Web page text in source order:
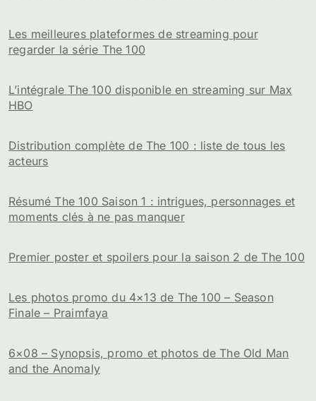
Les meilleures plateformes de streaming pour
regarder la série The 100
L’intégrale The 100 disponible en streaming sur Max
HBO
Distribution complète de The 100 : liste de tous les
acteurs
Résumé The 100 Saison 1 : intrigues, personnages et
moments clés à ne pas manquer
Premier poster et spoilers pour la saison 2 de The 100
Les photos promo du 4×13 de The 100 – Season
Finale – Praimfaya
6×08 – Synopsis, promo et photos de The Old Man
and the Anomaly